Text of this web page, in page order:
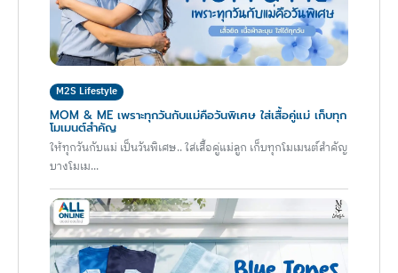
M2S Lifestyle
MOM & ME เพราะทุกวันกับแม่คือวันพิเศษ ใส่เสื้อคู่แม่ เก็บทุก
โมเมนต์สำคัญ
ให้ทุกวันกับแม่ เป็นวันพิเศษ.. ใส่เสื้อคู่แม่ลูก เก็บทุกโมเมนต์สำคัญ
บางโมเม...